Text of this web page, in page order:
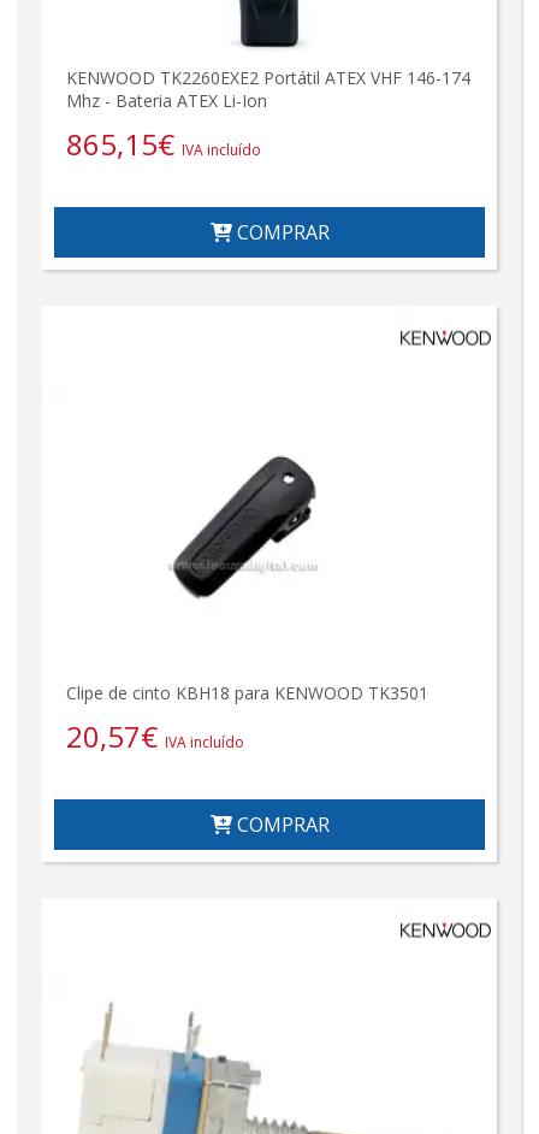
KENWOOD TK2260EXE2 Portátil ATEX VHF 146-174
Mhz - Bateria ATEX Li-Ion
865,15€ IVA incluído
COMPRAR
Clipe de cinto KBH18 para KENWOOD TK3501
20,57€ IVA incluído
COMPRAR